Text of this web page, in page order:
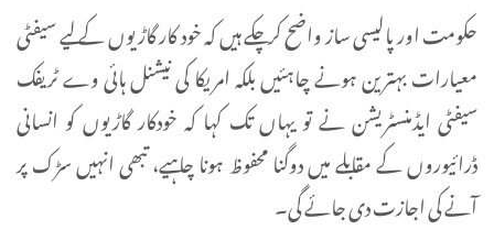
حکومت اور پالیسی ساز واضح کر چکے ہیں کہ خود کار گاڑیوں کے لیے سیفٹی
معیارات بہترین ہونے چاہئیں بلکہ امریکا کی نیشنل ہائی وے ٹریفک
سیفٹی ایڈمنسٹریشن نے تو یہاں تک کہا کہ خودکار گاڑیوں کو انسانی
ڈرائیوروں کے مقابلے میں دوگنا محفوظ ہونا چاہیے، تبھی انہیں سڑک پر
آنے کی اجازت دی جائے گی۔